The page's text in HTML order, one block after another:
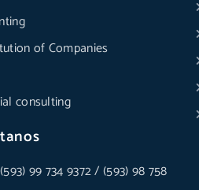
of Companies
consulting
99 734 9372 / (593) 98 758